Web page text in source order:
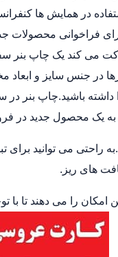
در همایش ها
فراخوانی محصولات
می کند یک چاپ بنر
در جنس سایز و ابعاد
باشید.چاپ بنر در
یک محصول جدید در
راحتی می توانید برای
های ریز.
امکان را می دهند تا